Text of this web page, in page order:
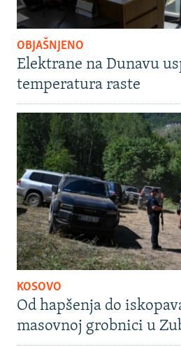
OBJAŠNJENO
Elektrane na Dunavu
temperatura raste
KOSOVO
Od hapšenja do
masovnoj grobnici u